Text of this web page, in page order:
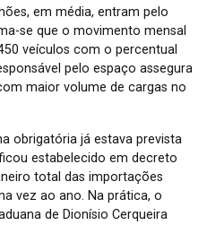
em média, entram pelo
se que o movimento mensal
veículos com o percentual
pelo espaço assegura
maior volume de cargas no
obrigatória já estava prevista
estabelecido em decreto
total das importações
vez ao ano. Na prática, o
de Dionísio Cerqueira